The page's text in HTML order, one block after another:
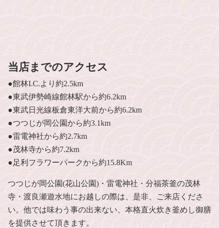
当店までのアクセス
●館林I.C.より約2.5km
●東武伊勢崎線館林駅から約6.2km
●東武日光線板倉東洋大前から約6.2km
●つつじが岡公園から約3.1km
●雷電神社から約2.7km
●茂林寺から約7.2km
●足利フラワーパークから約15.8Km
つつじが岡公園(花山公園)・雷電神社・分福茶釜の茂林
寺・渡良瀬遊水地にお越しの際は、是非、ご来店くださ
い。他では味わう事の出来ない、本格直火炊き釜めし御膳
を提供させて頂きます。